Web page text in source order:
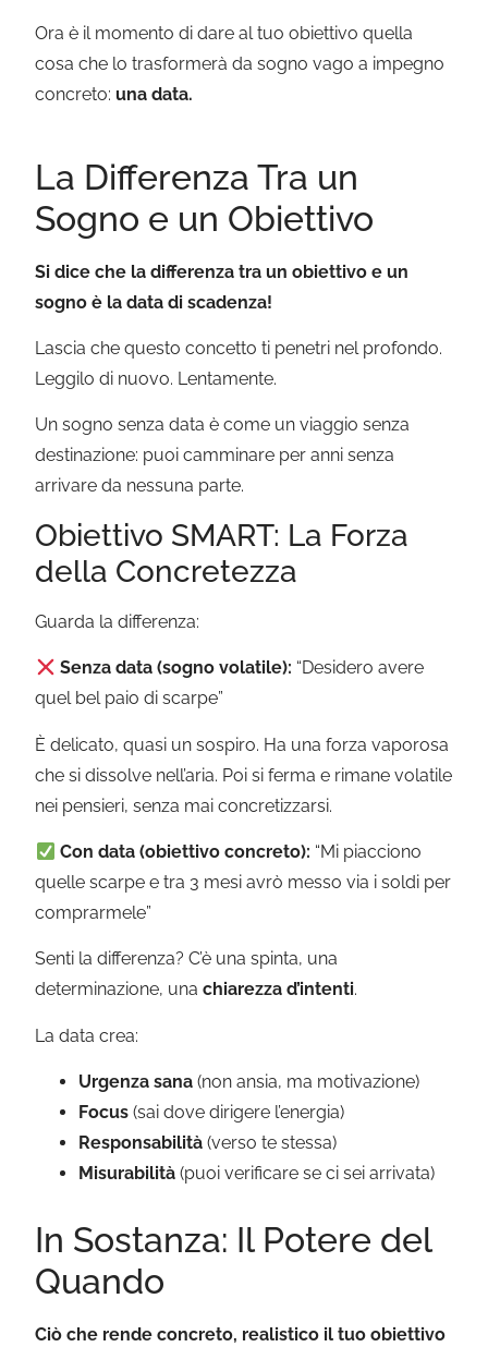
Ora è il momento di dare al tuo obiettivo quella
cosa che lo trasformerà da sogno vago a impegno
concreto:una data.
La Differenza Tra un
Sogno e un Obiettivo
Si dice che la differenza tra un obiettivo e un
sogno è la data di scadenza!
Lascia che questo concetto ti penetri nel profondo.
Leggilo di nuovo. Lentamente.
Un sogno senza data è come un viaggio senza
destinazione: puoi camminare per anni senza
arrivare da nessuna parte.
Obiettivo SMART: La Forza
della Concretezza
Guarda la differenza:
Senza data (sogno volatile): “Desidero avere
quel bel paio di scarpe”
È delicato, quasi un sospiro. Ha una forza vaporosa
che si dissolve nell’aria. Poi si ferma e rimane volatile
nei pensieri, senza mai concretizzarsi.
Con data (obiettivo concreto): “Mi piacciono
quelle scarpe e tra 3 mesi avrò messo via i soldi per
comprarmele”
Senti la differenza? C’è una spinta, una
determinazione, unachiarezza d’intenti.
La data crea:
Urgenza sana (non ansia, ma motivazione)
Focus (sai dove dirigere l’energia)
Responsabilità (verso te stessa)
Misurabilità (puoi verificare se ci sei arrivata)
In Sostanza: Il Potere del
Quando
Ciò che rende concreto, realistico il tuo obiettivo